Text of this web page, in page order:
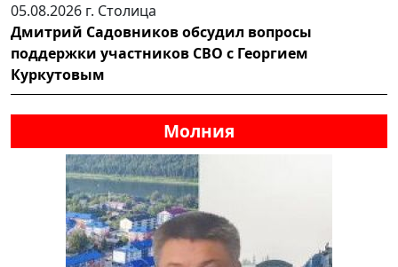
05.08.2026 г. Столица
Дмитрий Садовников обсудил вопросы
поддержки участников СВО с Георгием
Куркутовым
Молния